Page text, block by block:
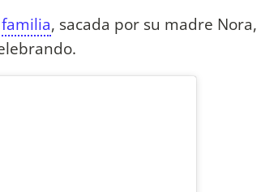
, sacada por su madre Nora,